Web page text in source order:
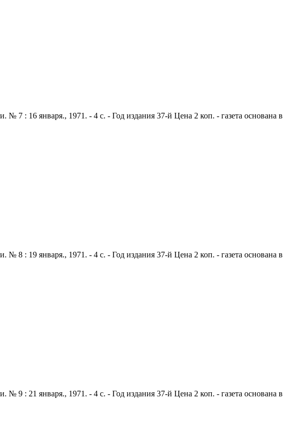
7 : 16 января., 1971. - 4 с. - Год издания 37-й Цена 2 коп. - газета основана в
8 : 19 января., 1971. - 4 с. - Год издания 37-й Цена 2 коп. - газета основана в
9 : 21 января., 1971. - 4 с. - Год издания 37-й Цена 2 коп. - газета основана в